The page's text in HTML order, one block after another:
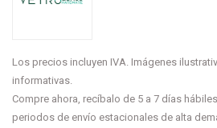
Los precios incluyen IVA. Imágenes
informativas.
Compre ahora, recíbalo de 5 a 7 días
periodos de envío estacionales de alta